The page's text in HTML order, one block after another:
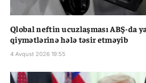
Qlobal neftin ucuzlaşması ABŞ-da
qiymətlərinə hələ təsir etməyib
4 Avqust 2026 19:55